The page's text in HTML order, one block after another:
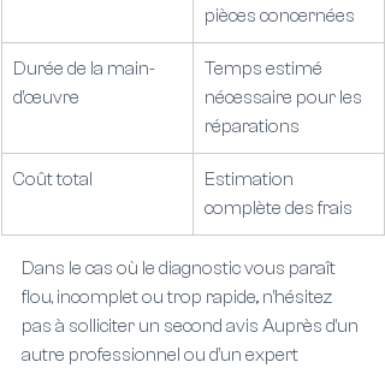
pièces concernées
Durée de la main-
d’œuvre
Temps estimé
nécessaire pour les
réparations
Coût total
Estimation
complète des frais
Dans le cas où le diagnostic vous paraît
flou, incomplet ou trop rapide,. n’hésitez
pas à solliciter un second avis Auprès d’un
autre professionnel ou d’un expert